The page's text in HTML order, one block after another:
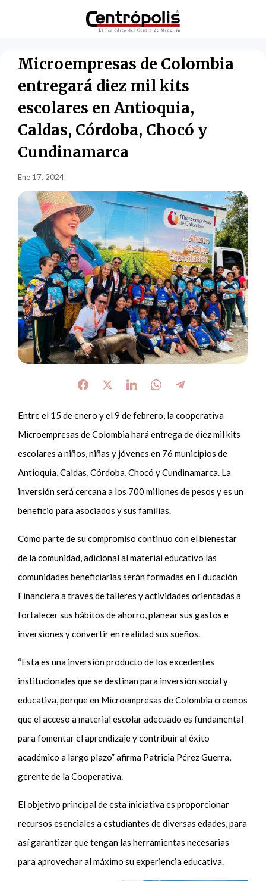
Microempresas de Colombia
entregará diez mil kits
escolares en Antioquia,
Caldas, Córdoba, Chocó y
Cundinamarca
Ene 17, 2024
Entre el 15 de enero y el 9 de febrero, la cooperativa
Microempresas de Colombia hará entrega de diez mil kits
escolares a niños, niñas y jóvenes en 76 municipios de
Antioquia, Caldas, Córdoba, Chocó y Cundinamarca. La
inversión será cercana a los 700 millones de pesos y es un
beneficio para asociados y sus familias.
Como parte de su compromiso continuo con el bienestar
de la comunidad, adicional al material educativo las
comunidades beneficiarias serán formadas en Educación
Financiera a través de talleres y actividades orientadas a
fortalecer sus hábitos de ahorro, planear sus gastos e
inversiones y convertir en realidad sus sueños.
“Esta es una inversión producto de los excedentes
institucionales que se destinan para inversión social y
educativa, porque en Microempresas de Colombia creemos
que el acceso a material escolar adecuado es fundamental
para fomentar el aprendizaje y contribuir al éxito
académico a largo plazo” afirma Patricia Pérez Guerra,
gerente de la Cooperativa.
El objetivo principal de esta iniciativa es proporcionar
recursos esenciales a estudiantes de diversas edades, para
así garantizar que tengan las herramientas necesarias
para aprovechar al máximo su experiencia educativa.